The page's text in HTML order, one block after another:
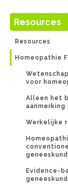
Resources
Resources
Homeopathie
voor
Alleen het
aanmerking
Werkelijke
Evidence-